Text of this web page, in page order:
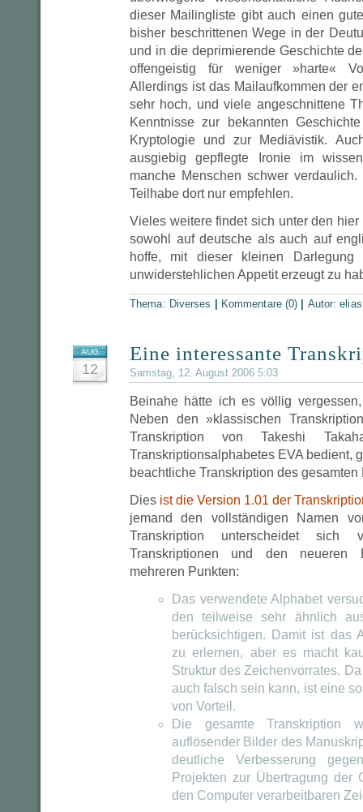
dieser Mailingliste gibt auch einen
bisher beschrittenen Wege in der
und in die deprimierende Geschichte
offengeistig für weniger »harte«
Allerdings ist das Mailaufkommen der
sehr hoch, und viele angeschnittene
Kenntnisse zur bekannten
Kryptologie und zur Mediävistik.
ausgiebig gepflegte Ironie im
manche Menschen schwer
Teilhabe dort nur empfehlen.
Vieles weitere findet sich unter den
sowohl auf deutsche als auch auf
hoffe, mit dieser kleinen Darlegung
unwiderstehlichen Appetit erzeugt zu
Thema: Diverses Kommentare (0) Autor:elias
AUG.
12
Eine interessante
Samstag, 12. August 2006 5:03
Beinahe hätte ich es völlig
Neben den »klassischen
Transkription von Takeshi
Transkriptionsalphabetes EVA bedient,
beachtliche Transkription des gesamten
Dies ist die Version 1.01 der
jemand den vollständigen Namen
Transkription unterscheidet sich
Transkriptionen und den neueren
mehreren Punkten:
Das verwendete Alphabet
den teilweise sehr ähnlich
berücksichtigen. Damit ist das
zu erlernen, aber es macht
Struktur des Zeichenvorrates.
auch falsch sein kann, ist eine
von Vorteil.
Die gesamte Transkription
auflösender Bilder des
deutliche Verbesserung
Projekten zur Übertragung der
den Computer verarbeitbaren